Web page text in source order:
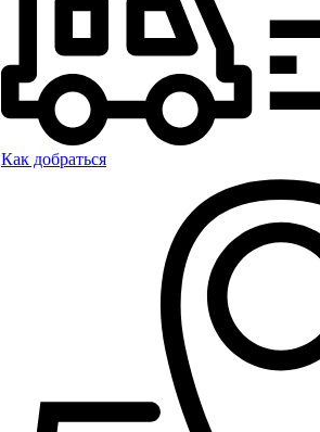
Как добраться